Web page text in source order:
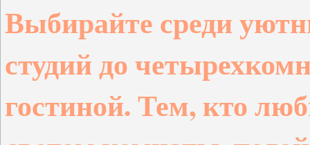
Выбирайте среди
студий до
гостиной. Тем, кто